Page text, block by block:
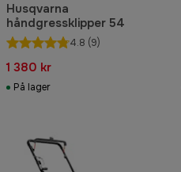
Husqvarna
håndgressklipper 54
4.8 (9)
1 380 kr
På lager